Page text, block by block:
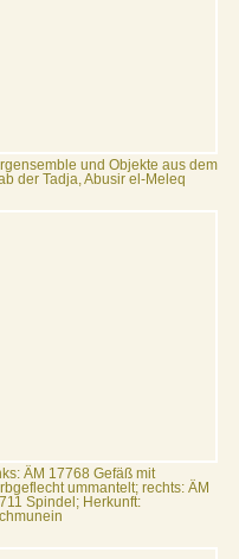
und Objekte aus dem
der Tadja, Abusir el-Meleq
ÄM 17768 Gefäß mit
ummantelt; rechts: ÄM
Spindel; Herkunft: